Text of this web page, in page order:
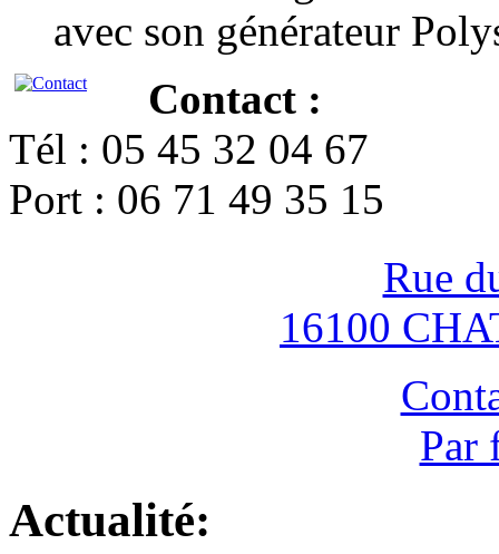
avec son générateur
Contact :
Tél : 05 45 32 04 67
Port : 06 71 49 35 15
Rue
16100
Par
Actualité: